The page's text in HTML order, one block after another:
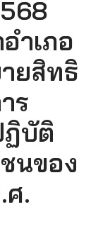
ำเภอ
ยสิทธิ
ร
บัติ
นของ
ศ.